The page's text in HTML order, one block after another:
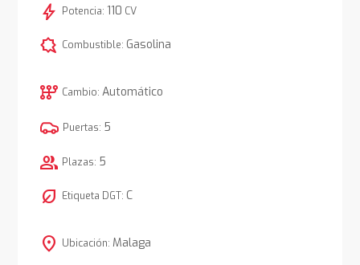
bolt Potencia: 110 CV
comic_bubble Combustible: Gasolina
auto_transmission Cambio: Automático
Puertas: 5
group Plazas: 5
nest_eco_leaf Etiqueta DGT: C
location_on Ubicación: Malaga